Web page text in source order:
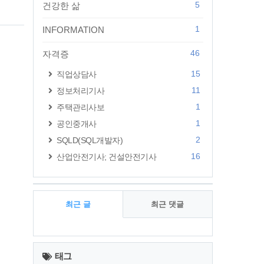
건강한 삶 5
INFORMATION 1
자격증 46
직업상담사
15
정보처리기사
11
주택관리사보
1
공인중개사
1
SQLD(SQL개발자)
2
산업안전기사; 건설안전기사
16
최근 글 최근 댓글
최
근 태그